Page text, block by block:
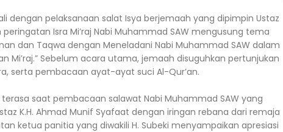
dengan pelaksanaan salat Isya berjemaah yang dipimpin Ustaz
Isra Mi’raj Nabi Muhammad SAW mengusung tema
dan Taqwa dengan Meneladani Nabi Muhammad SAW dalam
Mi’raj.” Sebelum acara utama, jemaah disuguhkan pertunjukan
serta pembacaan ayat-ayat suci Al-Qur’an.
saat pembacaan salawat Nabi Muhammad SAW yang
K.H. Ahmad Munif Syafaat dengan iringan rebana dari remaja
ketua panitia yang diwakili H. Subeki menyampaikan apresiasi